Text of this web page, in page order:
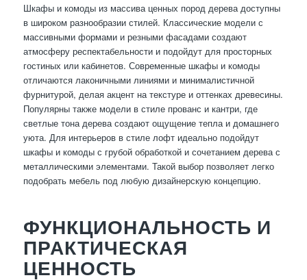
Шкафы и комоды из массива ценных пород дерева доступны
в широком разнообразии стилей. Классические модели с
массивными формами и резными фасадами создают
атмосферу респектабельности и подойдут для просторных
гостиных или кабинетов. Современные шкафы и комоды
отличаются лаконичными линиями и минималистичной
фурнитурой, делая акцент на текстуре и оттенках древесины.
Популярны также модели в стиле прованс и кантри, где
светлые тона дерева создают ощущение тепла и домашнего
уюта. Для интерьеров в стиле лофт идеально подойдут
шкафы и комоды с грубой обработкой и сочетанием дерева с
металлическими элементами. Такой выбор позволяет легко
подобрать мебель под любую дизайнерскую концепцию.
ФУНКЦИОНАЛЬНОСТЬ И
ПРАКТИЧЕСКАЯ
ЦЕННОСТЬ